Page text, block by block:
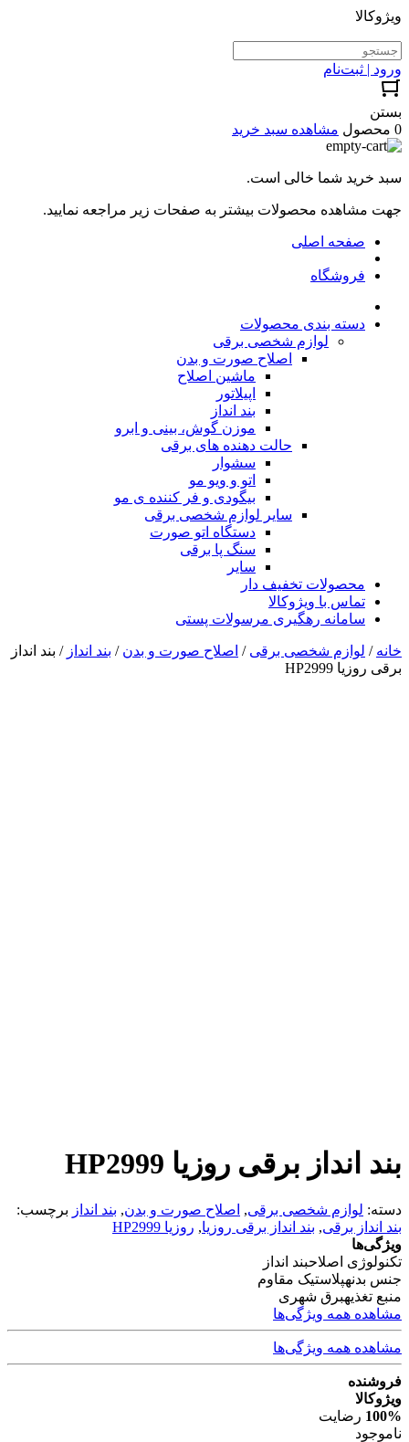
ویژوکالا
ورود | ثبت‌نام
بستن
0 محصول
مشاهده سبد خرید
سبد خرید شما خالی است.
جهت مشاهده محصولات بیشتر به صفحات زیر مراجعه نمایید.
صفحه اصلی
فروشگاه
دسته بندی محصولات
لوازم شخصی برقی
اصلاح صورت و بدن
ماشین اصلاح
اپیلاتور
بند انداز
موزن گوش، بینی و ابرو
حالت دهنده های برقی
سشوار
اتو و ویو مو
بیگودی و فر کننده ی مو
سایر لوازم شخصی برقی
دستگاه اتو صورت
سنگ پا برقی
سایر
محصولات تخفیف دار
تماس با ویژوکالا
سامانه رهگیری مرسولات پستی
خانه / لوازم شخصی برقی / اصلاح صورت و بدن / بند انداز / بند انداز
برقی روزیا HP2999
بند انداز برقی روزیا HP2999
دسته: لوازم شخصی برقی, اصلاح صورت و بدن, بند انداز برچسب:
بند انداز برقی, بند انداز برقی روزیا, روزیا HP2999
ویژگی‌ها
تکنولوژی اصلاحبند انداز
جنس بدنهپلاستیک مقاوم
منبع تغذیهبرق شهری
مشاهده همه ویژگی‌ها
مشاهده همه ویژگی‌ها
فروشنده
ویژوکالا
100% رضایت
ناموجود